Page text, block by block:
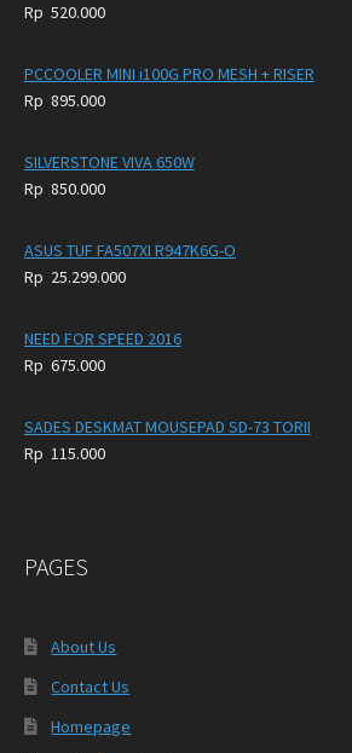
Rp 520.000
PCCOOLER MINI i100G PRO MESH + RISER
Rp 895.000
SILVERSTONE VIVA 650W
Rp 850.000
ASUS TUF FA507XI R947K6G-O
Rp 25.299.000
NEED FOR SPEED 2016
Rp 675.000
SADES DESKMAT MOUSEPAD SD-73 TORII
Rp 115.000
PAGES
About Us
Contact Us
Homepage